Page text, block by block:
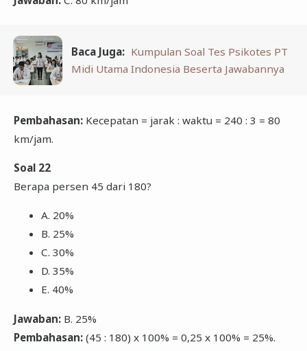
Baca Juga: Kumpulan Soal Tes Psikotes PT
Midi Utama Indonesia Beserta Jawabannya
Pembahasan:Kecepatan = jarak : waktu = 240 : 3 = 80
km/jam.
Soal 22
Berapa persen 45 dari 180?
A. 20%
B. 25%
C. 30%
D. 35%
E. 40%
Jawaban:B. 25%
Pembahasan:(45 : 180) x 100% = 0,25 x 100% = 25%.